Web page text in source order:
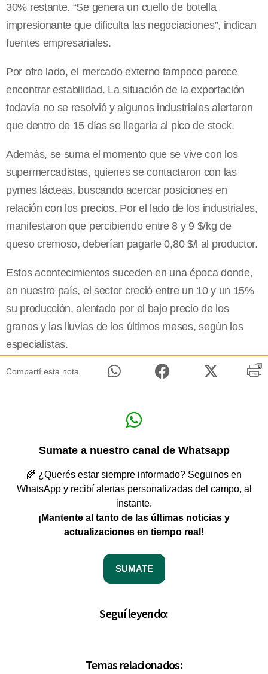
30% restante. “Se genera un cuello de botella
impresionante que dificulta las negociaciones”, indican
fuentes empresariales.
Por otro lado, el mercado externo tampoco parece
encontrar estabilidad. La situación de la exportación
todavía no se resolvió y algunos industriales alertaron
que dentro de 15 días se llegaría al pico de stock.
Además, se suma el momento que se vive con los
supermercadistas, quienes se contactaron con las
pymes lácteas, buscando acercar posiciones en
relación con los precios. Por el lado de los industriales,
manifestaron que percibiendo entre 8 y 9 $/kg de
queso cremoso, deberían pagarle 0,80 $/l al productor.
Estos acontecimientos suceden en una época donde,
en nuestro país, el sector creció entre un 10 y un 15%
su producción, alentado por el bajo precio de los
granos y las lluvias de los últimos meses, según los
especialistas.
Compartí esta nota
Sumate a nuestro canal de Whatsapp
🌾 ¿Querés estar siempre informado? Seguinos en
WhatsApp y recibí alertas personalizadas del campo, al
instante.
¡Mantente al tanto de las últimas noticias y
actualizaciones en tiempo real!
SUMATE
Seguí leyendo:
Temas relacionados: